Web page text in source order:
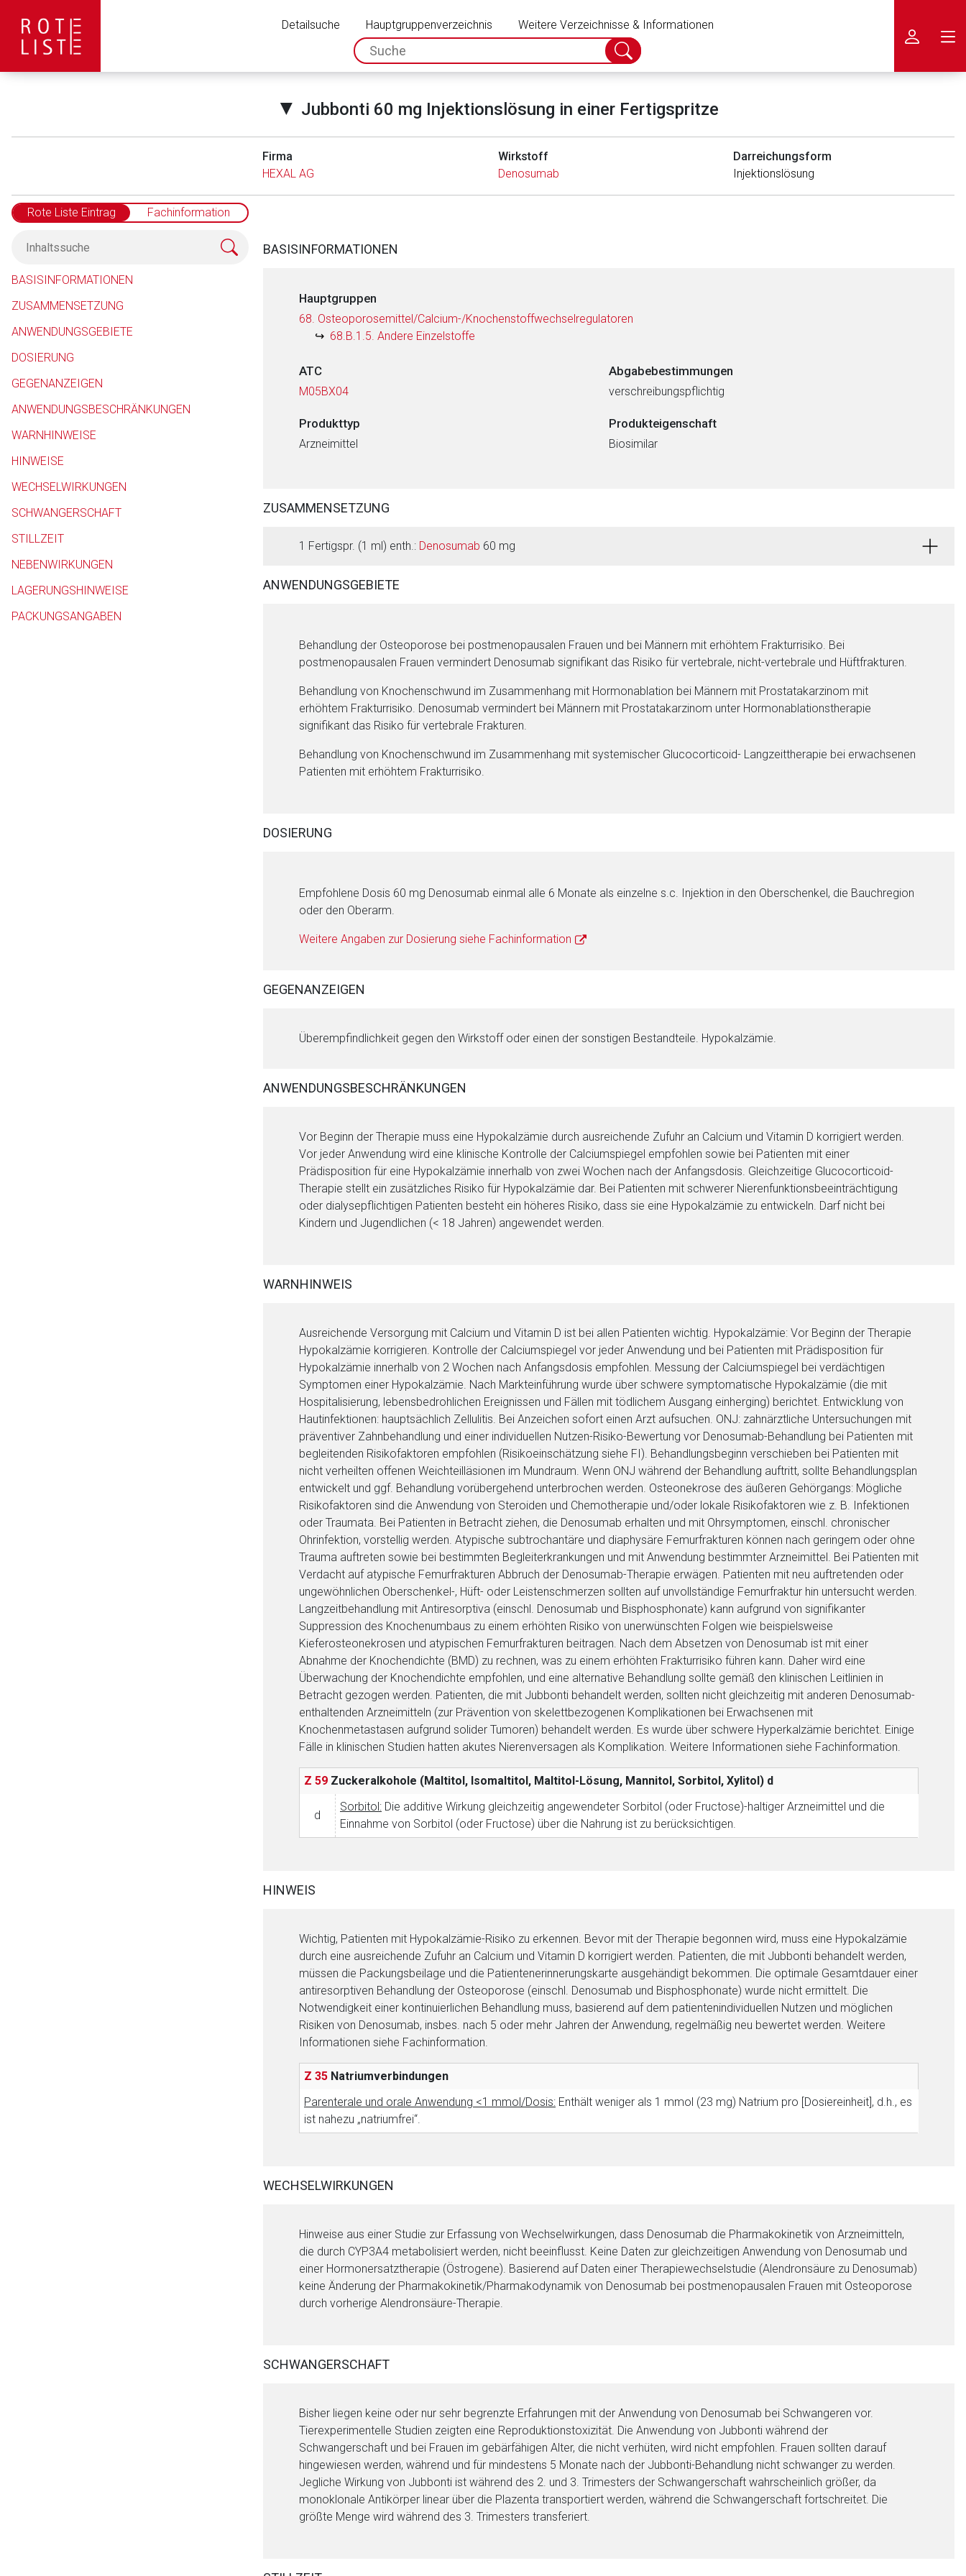
Detailsuche Hauptgruppenverzeichnis
Weitere Verzeichnisse & Informationen
spc.search.input.placeholder
Suche
abschicken
▼ Jubbonti 60 mg Injektionslösung in einer Fertigspritze
Firma
HEXAL AG
Wirkstoff
Denosumab
Darreichungsform
Injektionslösung
Rote Liste Eintrag Fachinformation
BASISINFORMATIONEN
ZUSAMMENSETZUNG
ANWENDUNGSGEBIETE
DOSIERUNG
GEGENANZEIGEN
ANWENDUNGSBESCHRÄNKUNGEN
WARNHINWEISE
HINWEISE
WECHSELWIRKUNGEN
SCHWANGERSCHAFT
STILLZEIT
NEBENWIRKUNGEN
LAGERUNGSHINWEISE
PACKUNGSANGABEN
BASISINFORMATIONEN
Hauptgruppen
68. Osteoporosemittel/Calcium-/Knochenstoffwechselregulatoren
68.B.1.5. Andere Einzelstoffe
ATC
M05BX04
Abgabebestimmungen
verschreibungspflichtig
Produkttyp
Arzneimittel
Produkteigenschaft
Biosimilar
ZUSAMMENSETZUNG
1 Fertigspr. (1 ml) enth.: Denosumab 60 mg
ANWENDUNGSGEBIETE
Behandlung der Osteoporose bei postmenopausalen Frauen und bei Männern mit erhöhtem Frakturrisiko. Bei
postmenopausalen Frauen vermindert Denosumab signifikant das Risiko für vertebrale, nicht-vertebrale und Hüftfrakturen.
Behandlung von Knochenschwund im Zusammenhang mit Hormonablation bei Männern mit Prostatakarzinom mit
erhöhtem Frakturrisiko. Denosumab vermindert bei Männern mit Prostatakarzinom unter Hormonablationstherapie
signifikant das Risiko für vertebrale Frakturen.
Behandlung von Knochenschwund im Zusammenhang mit systemischer Glucocorticoid- Langzeittherapie bei erwachsenen
Patienten mit erhöhtem Frakturrisiko.
DOSIERUNG
Empfohlene Dosis 60 mg Denosumab einmal alle 6 Monate als einzelne s.c. Injektion in den Oberschenkel, die Bauchregion
oder den Oberarm.
Weitere Angaben zur Dosierung siehe Fachinformation
GEGENANZEIGEN
Überempfindlichkeit gegen den Wirkstoff oder einen der sonstigen Bestandteile. Hypokalzämie.
ANWENDUNGSBESCHRÄNKUNGEN
Vor Beginn der Therapie muss eine Hypokalzämie durch ausreichende Zufuhr an Calcium und Vitamin D korrigiert werden.
Vor jeder Anwendung wird eine klinische Kontrolle der Calciumspiegel empfohlen sowie bei Patienten mit einer
Prädisposition für eine Hypokalzämie innerhalb von zwei Wochen nach der Anfangsdosis. Gleichzeitige Glucocorticoid-
Therapie stellt ein zusätzliches Risiko für Hypokalzämie dar. Bei Patienten mit schwerer Nierenfunktionsbeeinträchtigung
oder dialysepflichtigen Patienten besteht ein höheres Risiko, dass sie eine Hypokalzämie zu entwickeln. Darf nicht bei
Kindern und Jugendlichen (< 18 Jahren) angewendet werden.
WARNHINWEIS
Ausreichende Versorgung mit Calcium und Vitamin D ist bei allen Patienten wichtig. Hypokalzämie: Vor Beginn der Therapie
Hypokalzämie korrigieren. Kontrolle der Calciumspiegel vor jeder Anwendung und bei Patienten mit Prädisposition für
Hypokalzämie innerhalb von 2 Wochen nach Anfangsdosis empfohlen. Messung der Calciumspiegel bei verdächtigen
Symptomen einer Hypokalzämie. Nach Markteinführung wurde über schwere symptomatische Hypokalzämie (die mit
Hospitalisierung, lebensbedrohlichen Ereignissen und Fällen mit tödlichem Ausgang einherging) berichtet. Entwicklung von
Hautinfektionen: hauptsächlich Zellulitis. Bei Anzeichen sofort einen Arzt aufsuchen. ONJ: zahnärztliche Untersuchungen mit
präventiver Zahnbehandlung und einer individuellen Nutzen-Risiko-Bewertung vor Denosumab-Behandlung bei Patienten mit
begleitenden Risikofaktoren empfohlen (Risikoeinschätzung siehe FI). Behandlungsbeginn verschieben bei Patienten mit
nicht verheilten offenen Weichteilläsionen im Mundraum. Wenn ONJ während der Behandlung auftritt, sollte Behandlungsplan
entwickelt und ggf. Behandlung vorübergehend unterbrochen werden. Osteonekrose des äußeren Gehörgangs: Mögliche
Risikofaktoren sind die Anwendung von Steroiden und Chemotherapie und/oder lokale Risikofaktoren wie z. B. Infektionen
oder Traumata. Bei Patienten in Betracht ziehen, die Denosumab erhalten und mit Ohrsymptomen, einschl. chronischer
Ohrinfektion, vorstellig werden. Atypische subtrochantäre und diaphysäre Femurfrakturen können nach geringem oder ohne
Trauma auftreten sowie bei bestimmten Begleiterkrankungen und mit Anwendung bestimmter Arzneimittel. Bei Patienten mit
Verdacht auf atypische Femurfrakturen Abbruch der Denosumab-Therapie erwägen. Patienten mit neu auftretenden oder
ungewöhnlichen Oberschenkel-, Hüft- oder Leistenschmerzen sollten auf unvollständige Femurfraktur hin untersucht werden.
Langzeitbehandlung mit Antiresorptiva (einschl. Denosumab und Bisphosphonate) kann aufgrund von signifikanter
Suppression des Knochenumbaus zu einem erhöhten Risiko von unerwünschten Folgen wie beispielsweise
Kieferosteonekrosen und atypischen Femurfrakturen beitragen. Nach dem Absetzen von Denosumab ist mit einer
Abnahme der Knochendichte (BMD) zu rechnen, was zu einem erhöhten Frakturrisiko führen kann. Daher wird eine
Überwachung der Knochendichte empfohlen, und eine alternative Behandlung sollte gemäß den klinischen Leitlinien in
Betracht gezogen werden. Patienten, die mit Jubbonti behandelt werden, sollten nicht gleichzeitig mit anderen Denosumab-
enthaltenden Arzneimitteln (zur Prävention von skelettbezogenen Komplikationen bei Erwachsenen mit
Knochenmetastasen aufgrund solider Tumoren) behandelt werden. Es wurde über schwere Hyperkalzämie berichtet. Einige
Fälle in klinischen Studien hatten akutes Nierenversagen als Komplikation. Weitere Informationen siehe Fachinformation.
Z 59 Zuckeralkohole (Maltitol, Isomaltitol, Maltitol-Lösung, Mannitol, Sorbitol, Xylitol) d
d
Sorbitol: Die additive Wirkung gleichzeitig angewendeter Sorbitol (oder Fructose)-haltiger Arzneimittel und die
Einnahme von Sorbitol (oder Fructose) über die Nahrung ist zu berücksichtigen.
HINWEIS
Wichtig, Patienten mit Hypokalzämie-Risiko zu erkennen. Bevor mit der Therapie begonnen wird, muss eine Hypokalzämie
durch eine ausreichende Zufuhr an Calcium und Vitamin D korrigiert werden. Patienten, die mit Jubbonti behandelt werden,
müssen die Packungsbeilage und die Patientenerinnerungskarte ausgehändigt bekommen. Die optimale Gesamtdauer einer
antiresorptiven Behandlung der Osteoporose (einschl. Denosumab und Bisphosphonate) wurde nicht ermittelt. Die
Notwendigkeit einer kontinuierlichen Behandlung muss, basierend auf dem patientenindividuellen Nutzen und möglichen
Risiken von Denosumab, insbes. nach 5 oder mehr Jahren der Anwendung, regelmäßig neu bewertet werden. Weitere
Informationen siehe Fachinformation.
Z 35 Natriumverbindungen
Parenterale und orale Anwendung <1 mmol/Dosis: Enthält weniger als 1 mmol (23 mg) Natrium pro [Dosiereinheit], d.h., es
ist nahezu „natriumfrei“.
WECHSELWIRKUNGEN
Hinweise aus einer Studie zur Erfassung von Wechselwirkungen, dass Denosumab die Pharmakokinetik von Arzneimitteln,
die durch CYP3A4 metabolisiert werden, nicht beeinflusst. Keine Daten zur gleichzeitigen Anwendung von Denosumab und
einer Hormonersatztherapie (Östrogene). Basierend auf Daten einer Therapiewechselstudie (Alendronsäure zu Denosumab)
keine Änderung der Pharmakokinetik/Pharmakodynamik von Denosumab bei postmenopausalen Frauen mit Osteoporose
durch vorherige Alendronsäure-Therapie.
SCHWANGERSCHAFT
Bisher liegen keine oder nur sehr begrenzte Erfahrungen mit der Anwendung von Denosumab bei Schwangeren vor.
Tierexperimentelle Studien zeigten eine Reproduktionstoxizität. Die Anwendung von Jubbonti während der
Schwangerschaft und bei Frauen im gebärfähigen Alter, die nicht verhüten, wird nicht empfohlen. Frauen sollten darauf
hingewiesen werden, während und für mindestens 5 Monate nach der Jubbonti-Behandlung nicht schwanger zu werden.
Jegliche Wirkung von Jubbonti ist während des 2. und 3. Trimesters der Schwangerschaft wahrscheinlich größer, da
monoklonale Antikörper linear über die Plazenta transportiert werden, während die Schwangerschaft fortschreitet. Die
größte Menge wird während des 3. Trimesters transferiert.
Aufruf einer externen Seite
Der von Ihnen aufgerufene Link öffnet eine externe Web-Seite. Für die Inhalte der externen Web-Seite ist deren
Betreiber verantwortlich. Ebenso gelten dort ggf. andere Datenschutzbestimmungen.
Zurück zur rote-liste.de Zur Seite